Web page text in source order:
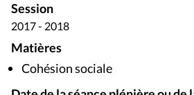
Session
2017 - 2018
Matières
Cohésion sociale